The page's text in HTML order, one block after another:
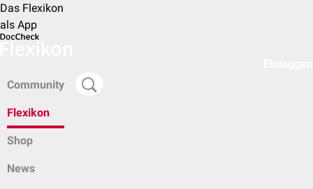
Das Flexikon
als App
Community
Flexikon
Shop
News